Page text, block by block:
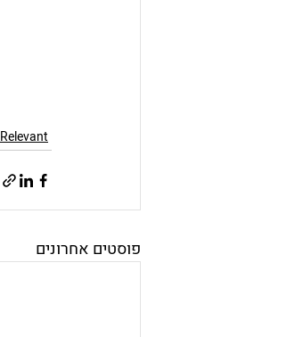
Relevant בחדשות
פוסטים אחרונים